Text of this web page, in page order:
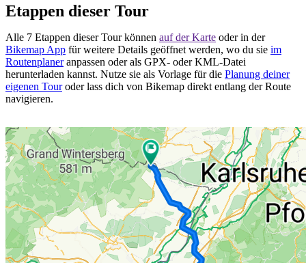
Etappen dieser Tour
Alle 7 Etappen dieser Tour können auf der Karte oder in der
Bikemap App für weitere Details geöffnet werden, wo du sie im
Routenplaneranpassen oder als GPX- oder KML-Datei
herunterladen kannst. Nutze sie als Vorlage für die Planung deiner
eigenen Touroder lass dich von Bikemap direkt entlang der Route
navigieren.